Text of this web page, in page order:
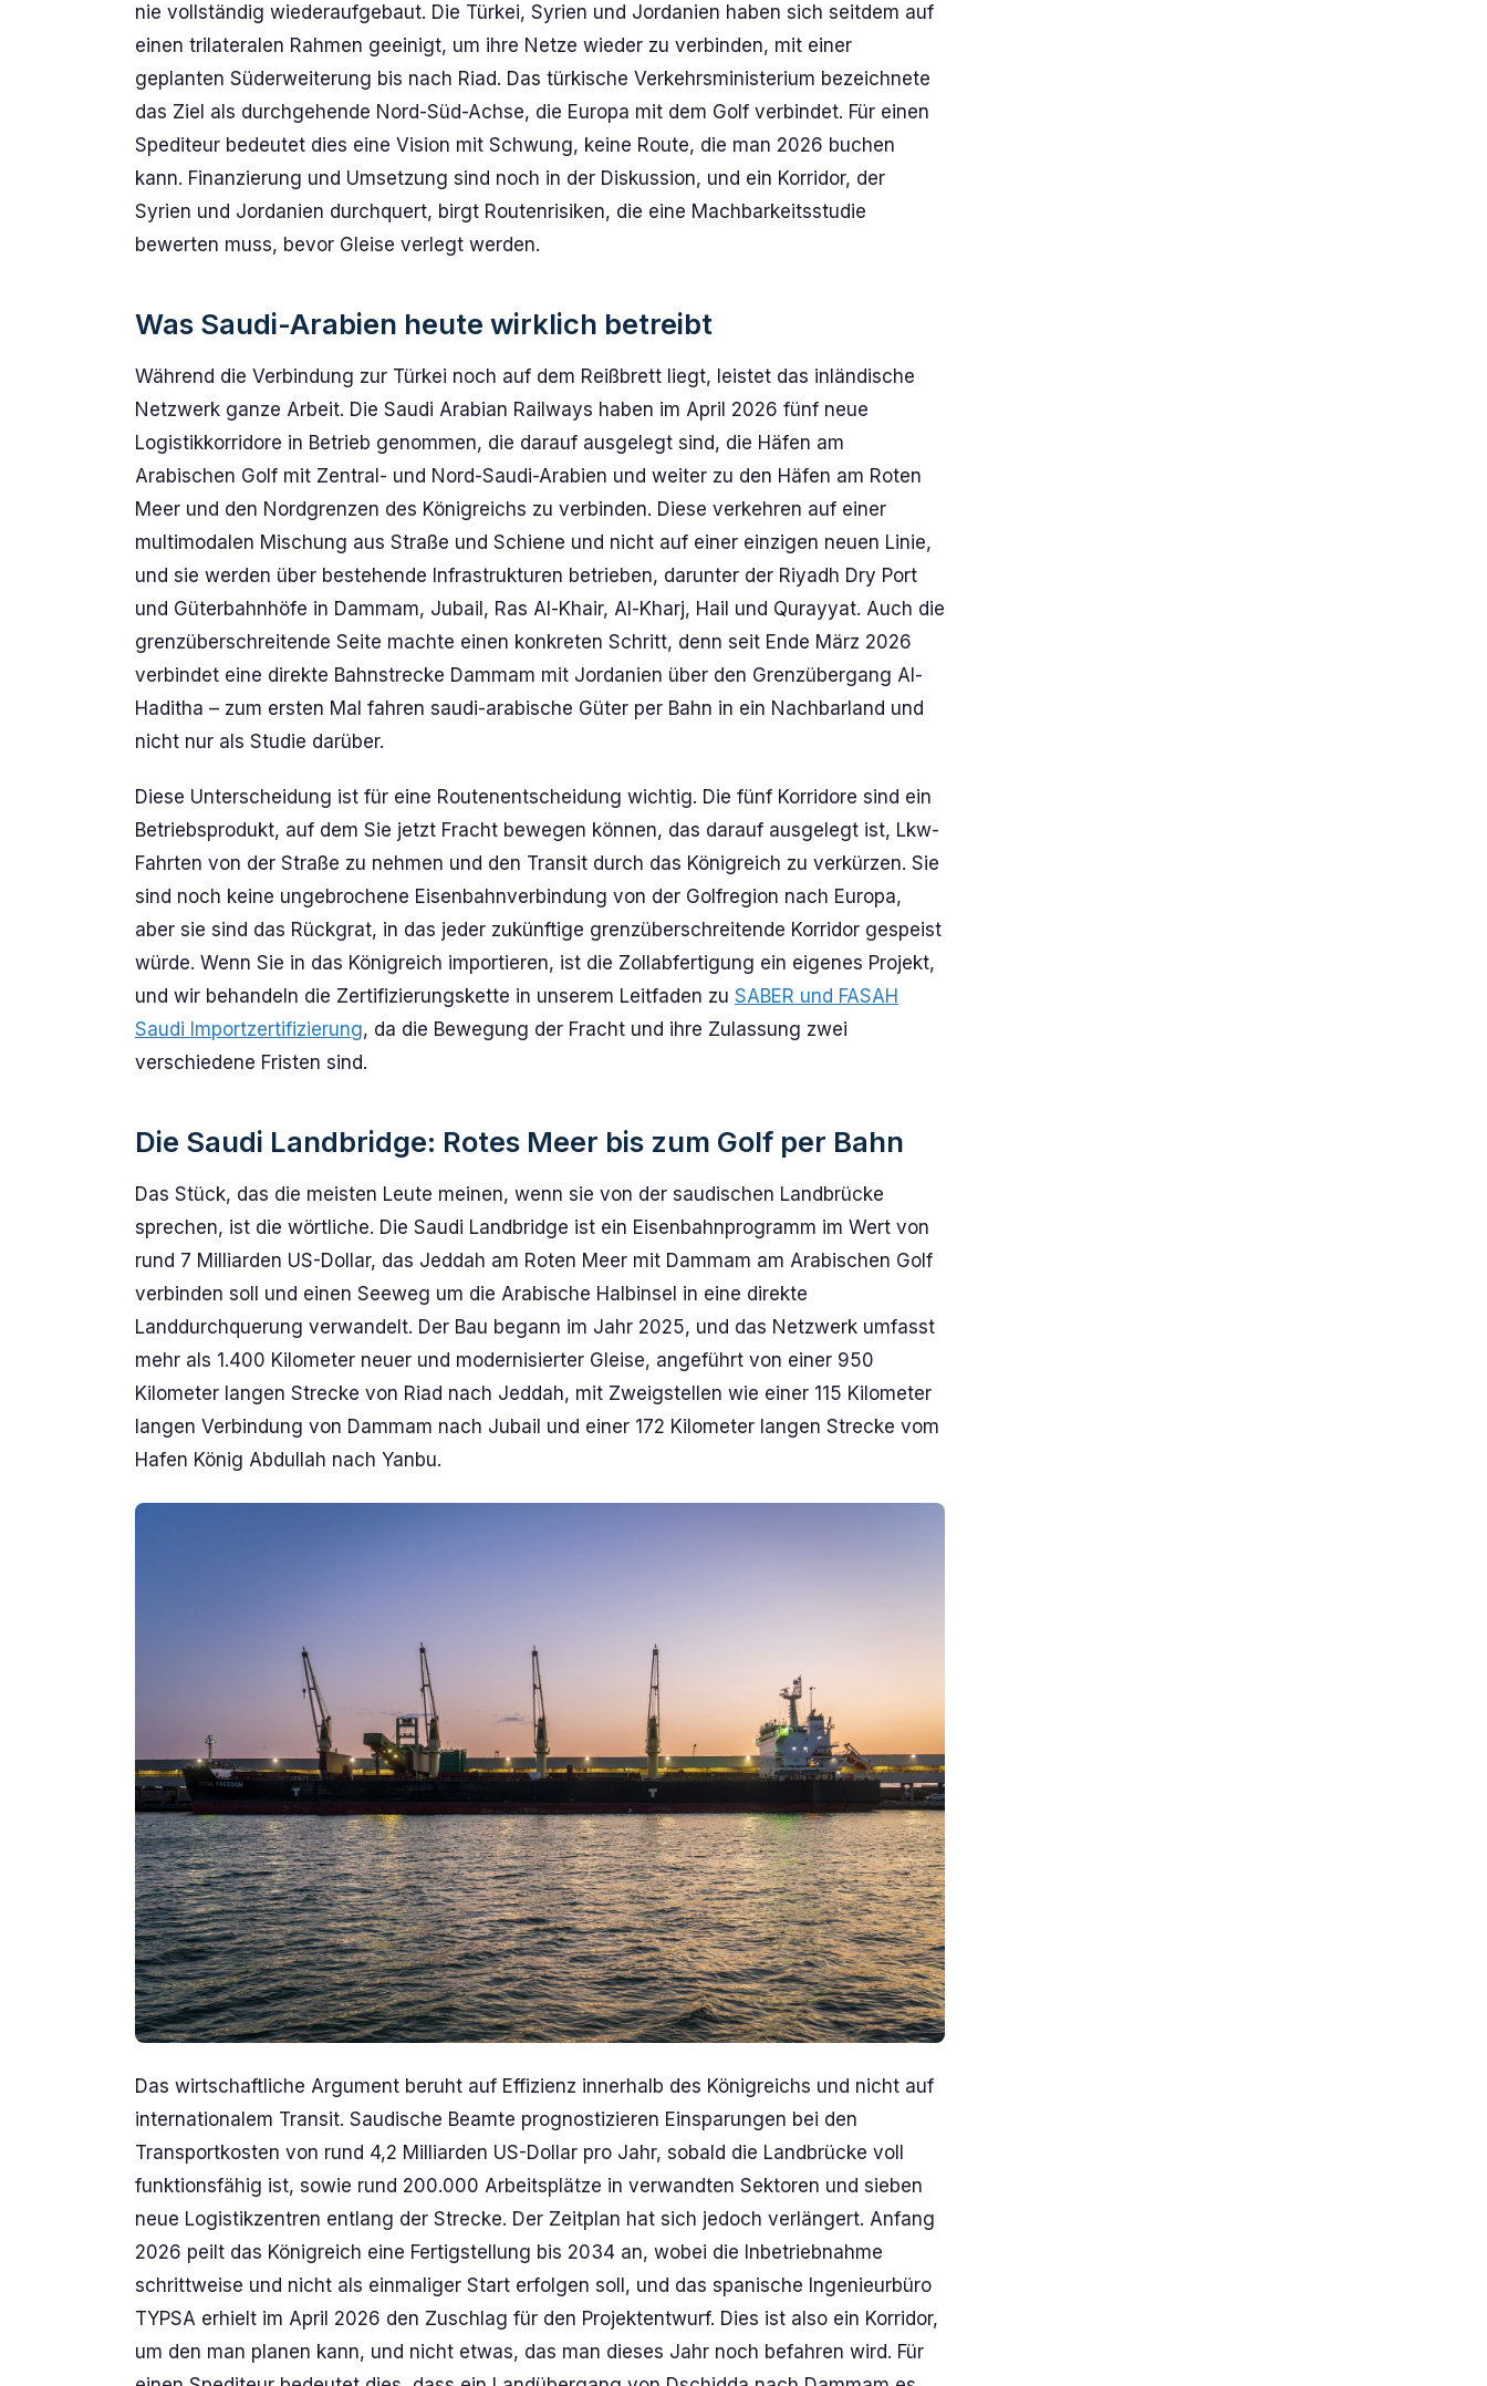
nie vollständig wiederaufgebaut. Die Türkei, Syrien und Jordanien haben sich seitdem auf
einen trilateralen Rahmen geeinigt, um ihre Netze wieder zu verbinden, mit einer
geplanten Süderweiterung bis nach Riad. Das türkische Verkehrsministerium bezeichnete
das Ziel als durchgehende Nord-Süd-Achse, die Europa mit dem Golf verbindet. Für einen
Spediteur bedeutet dies eine Vision mit Schwung, keine Route, die man 2026 buchen
kann. Finanzierung und Umsetzung sind noch in der Diskussion, und ein Korridor, der
Syrien und Jordanien durchquert, birgt Routenrisiken, die eine Machbarkeitsstudie
bewerten muss, bevor Gleise verlegt werden.
Was Saudi-Arabien heute wirklich betreibt
Während die Verbindung zur Türkei noch auf dem Reißbrett liegt, leistet das inländische
Netzwerk ganze Arbeit. Die Saudi Arabian Railways haben im April 2026 fünf neue
Logistikkorridore in Betrieb genommen, die darauf ausgelegt sind, die Häfen am
Arabischen Golf mit Zentral- und Nord-Saudi-Arabien und weiter zu den Häfen am Roten
Meer und den Nordgrenzen des Königreichs zu verbinden. Diese verkehren auf einer
multimodalen Mischung aus Straße und Schiene und nicht auf einer einzigen neuen Linie,
und sie werden über bestehende Infrastrukturen betrieben, darunter der Riyadh Dry Port
und Güterbahnhöfe in Dammam, Jubail, Ras Al-Khair, Al-Kharj, Hail und Qurayyat. Auch die
grenzüberschreitende Seite machte einen konkreten Schritt, denn seit Ende März 2026
verbindet eine direkte Bahnstrecke Dammam mit Jordanien über den Grenzübergang Al-
Haditha – zum ersten Mal fahren saudi-arabische Güter per Bahn in ein Nachbarland und
nicht nur als Studie darüber.
Diese Unterscheidung ist für eine Routenentscheidung wichtig. Die fünf Korridore sind ein
Betriebsprodukt, auf dem Sie jetzt Fracht bewegen können, das darauf ausgelegt ist, Lkw-
Fahrten von der Straße zu nehmen und den Transit durch das Königreich zu verkürzen. Sie
sind noch keine ungebrochene Eisenbahnverbindung von der Golfregion nach Europa,
aber sie sind das Rückgrat, in das jeder zukünftige grenzüberschreitende Korridor gespeist
würde. Wenn Sie in das Königreich importieren, ist die Zollabfertigung ein eigenes Projekt,
und wir behandeln die Zertifizierungskette in unserem Leitfaden zu SABER und FASAH
Saudi Importzertifizierung, da die Bewegung der Fracht und ihre Zulassung zwei
verschiedene Fristen sind.
Die Saudi Landbridge: Rotes Meer bis zum Golf per Bahn
Das Stück, das die meisten Leute meinen, wenn sie von der saudischen Landbrücke
sprechen, ist die wörtliche. Die Saudi Landbridge ist ein Eisenbahnprogramm im Wert von
rund 7 Milliarden US-Dollar, das Jeddah am Roten Meer mit Dammam am Arabischen Golf
verbinden soll und einen Seeweg um die Arabische Halbinsel in eine direkte
Landdurchquerung verwandelt. Der Bau begann im Jahr 2025, und das Netzwerk umfasst
mehr als 1.400 Kilometer neuer und modernisierter Gleise, angeführt von einer 950
Kilometer langen Strecke von Riad nach Jeddah, mit Zweigstellen wie einer 115 Kilometer
langen Verbindung von Dammam nach Jubail und einer 172 Kilometer langen Strecke vom
Hafen König Abdullah nach Yanbu.
Das wirtschaftliche Argument beruht auf Effizienz innerhalb des Königreichs und nicht auf
internationalem Transit. Saudische Beamte prognostizieren Einsparungen bei den
Transportkosten von rund 4,2 Milliarden US-Dollar pro Jahr, sobald die Landbrücke voll
funktionsfähig ist, sowie rund 200.000 Arbeitsplätze in verwandten Sektoren und sieben
neue Logistikzentren entlang der Strecke. Der Zeitplan hat sich jedoch verlängert. Anfang
2026 peilt das Königreich eine Fertigstellung bis 2034 an, wobei die Inbetriebnahme
schrittweise und nicht als einmaliger Start erfolgen soll, und das spanische Ingenieurbüro
TYPSA erhielt im April 2026 den Zuschlag für den Projektentwurf. Dies ist also ein Korridor,
um den man planen kann, und nicht etwas, das man dieses Jahr noch befahren wird. Für